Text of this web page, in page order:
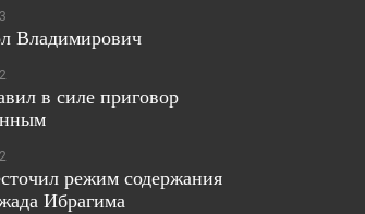
Владимирович
в силе приговор
режим содержания
Ибрагима